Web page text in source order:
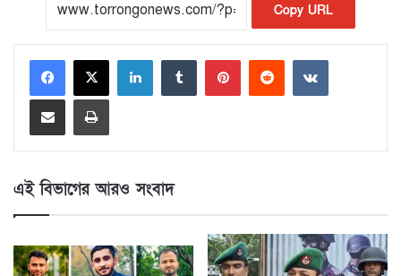
Copy URL
LinkedIn
এই বিভাগের আরও সংবাদ